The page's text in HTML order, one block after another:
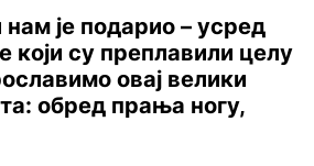
је подарио – усред
су преплавили целу
овај велики
обред прања ногу,